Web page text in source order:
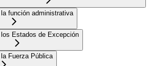
función administrativa
Estados de Excepción
Fuerza Pública